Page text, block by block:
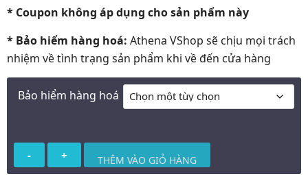
* Coupon không áp dụng cho sản phẩm này
* Bảo hiểm hàng hoá: Athena VShop sẽ chịu mọi trách
nhiệm về tình trạng sản phẩm khi về đến cửa hàng
Bảo hiểm hàng hoá
Nendoroid
Hatsune
THÊM VÀO GIỎ HÀNG